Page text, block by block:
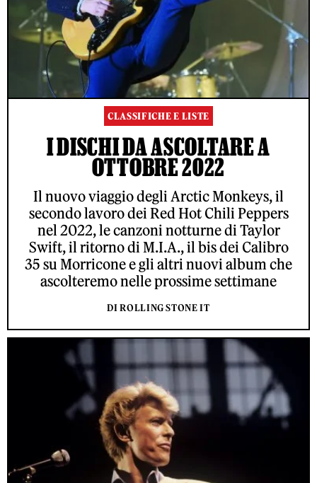
CLASSIFICHE E LISTE
I DISCHI DA ASCOLTARE A
OTTOBRE 2022
Il nuovo viaggio degli Arctic Monkeys, il
secondo lavoro dei Red Hot Chili Peppers
nel 2022, le canzoni notturne di Taylor
Swift, il ritorno di M.I.A., il bis dei Calibro
35 su Morricone e gli altri nuovi album che
ascolteremo nelle prossime settimane
DI ROLLING STONE IT